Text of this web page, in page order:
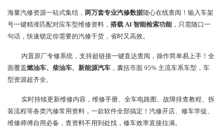
海量汽修资源一站式集结， 两万套专业汽修数据随心在线查阅！输入车架
号一键精准匹配对应车型维修资料， 搭载 AI 智能检索功能 ，只需随口一
句话，快速锁定你需要的汽修干货，省时又高效。
内置原厂专修系统，支持超链接一键直达查阅，操作简单易上手！全
面覆盖燃油车、柴油车、新能源汽车 ，囊括市面 95% 主流车系车型，车
型资源超齐全。
实时持续更新维修内容，维修手册、全车电路图、故障排查教程、拆
装流程等各类汽修常用资料，一款软件全部搞定！汽修开店、修车学徒、
维修师傅自用必备，查资料不用到处找，修车效率直接拉满。